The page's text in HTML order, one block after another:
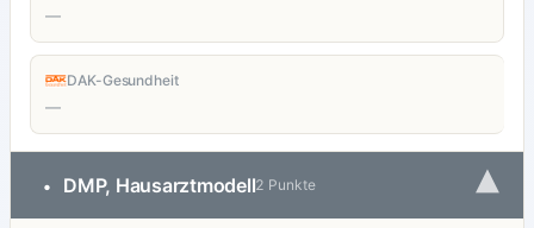
—
DAK-Gesundheit
—
• DMP, Hausarztmodell2 Punkte ▾